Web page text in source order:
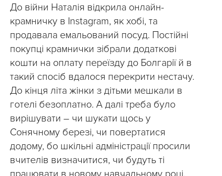
До війни Наталія відкрила онлайн-
крамничку в Instagram, як хобі, та
продавала емальований посуд. Постійні
покупці крамнички зібрали додаткові
кошти на оплату переїзду до Болгарії й в
такий спосіб вдалося перекрити нестачу.
До кінця літа жінки з дітьми мешкали в
готелі безоплатно. А далі треба було
вирішувати – чи шукати щось у
Сонячному березі, чи повертатися
додому, бо шкільні адміністрації просили
вчителів визначитися, чи будуть ті